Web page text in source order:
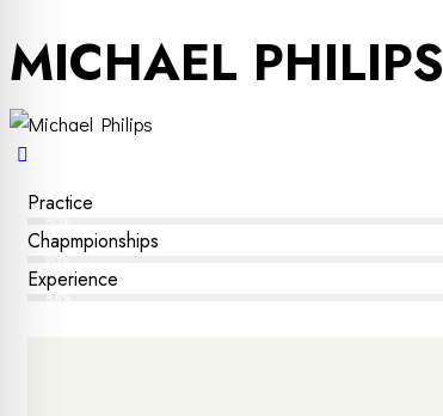
MICHAEL PHILIPS
Practice
Chapmpionships
Experience